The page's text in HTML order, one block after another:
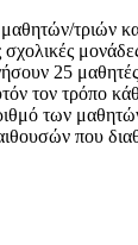
τριών
σχολικές
25
τον τρόπο
των
που